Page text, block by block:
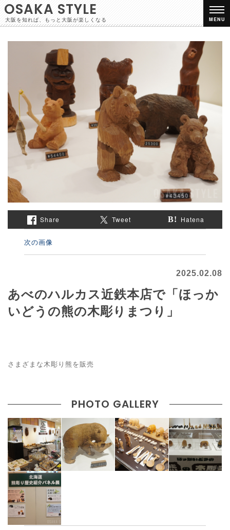
OSAKA STYLE
大阪を知れば、もっと大阪が楽しくなる MENU
Share Tweet Hatena
次の画像
2025.02.08
あべのハルカス近鉄本店で「ほっか
いどうの熊の木彫りまつり」
さまざまな木彫り熊を販売
PHOTO GALLERY